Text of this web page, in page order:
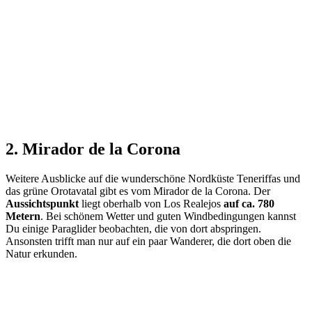
2. Mirador de la Corona
Weitere Ausblicke auf die wunderschöne Nordküste Teneriffas und
das grüne Orotavatal gibt es vom Mirador de la Corona. Der
Aussichtspunkt liegt oberhalb von Los Realejos auf ca. 780
Metern. Bei schönem Wetter und guten Windbedingungen kannst
Du einige Paraglider beobachten, die von dort abspringen.
Ansonsten trifft man nur auf ein paar Wanderer, die dort oben die
Natur erkunden.